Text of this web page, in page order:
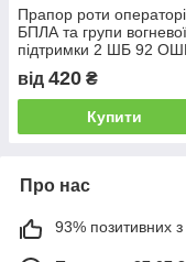
Прапор роти
БПЛА та групи вогневої
підтримки 2 ШБ 92
ЗСУ червоно-чорний
від 420 ₴
Купити
Про нас
93% позитивних з